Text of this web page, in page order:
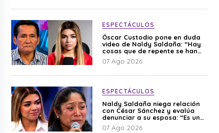
ESPECTÁCULOS
Óscar Custodio pone en duda
video de Naldy Saldaña: “Hay
cosas que de repente se han
editado”
07 Ago 2026
ESPECTÁCULOS
Naldy Saldaña niega relación
con César Sánchez y evalúa
denunciar a su esposa: “Es una
difamación”
07 Ago 2026